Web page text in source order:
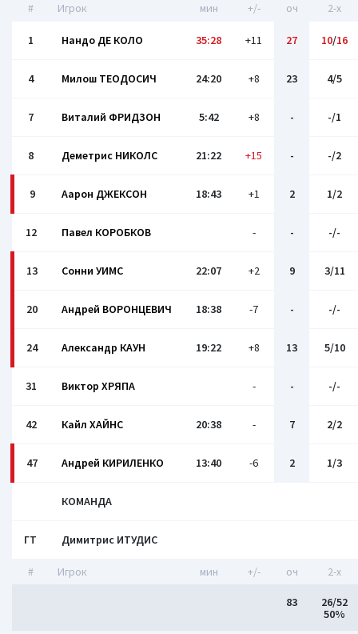
# Игрок мин +/- оч 2-x
1 Нандо ДЕ КОЛО 35:28 +11 27 10/16
4 Милош ТЕОДОСИЧ 24:20 +8 23 4/5
7 Виталий ФРИДЗОН 5:42 +8 - -/1
8 Деметрис НИКОЛС 21:22 +15 - -/2
9 Аарон ДЖЕКСОН 18:43 +1 2 1/2
12 Павел КОРОБКОВ - - -/-
13 Сонни УИМС 22:07 +2 9 3/11
20 Андрей ВОРОНЦЕВИЧ 18:38 -7 - -/-
24 Александр КАУН 19:22 +8 13 5/10
31 Виктор ХРЯПА - - -/-
42 Кайл ХАЙНС 20:38 - 7 2/2
47 Андрей КИРИЛЕНКО 13:40 -6 2 1/3
КОМАНДА
ГТ Димитрис ИТУДИС
# Игрок мин +/- оч 2-x
83
26/52
50%